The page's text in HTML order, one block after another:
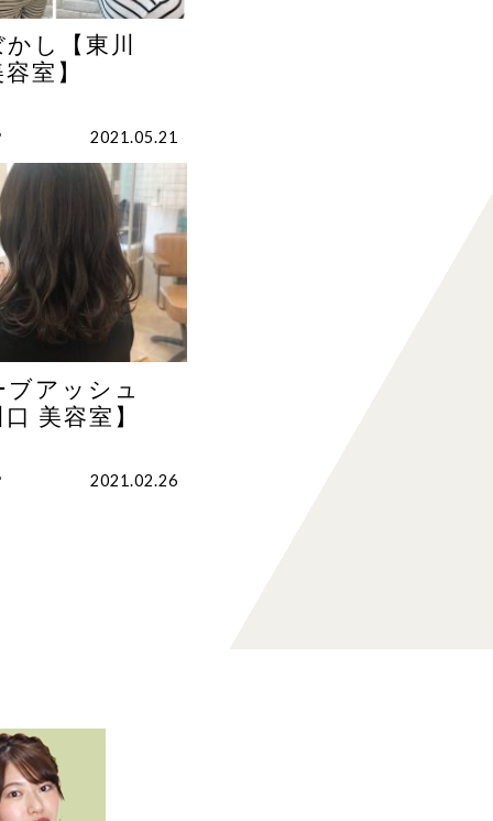
し【東川
室】
2021.05.21
ブアッシュ
口 美容室】
2021.02.26